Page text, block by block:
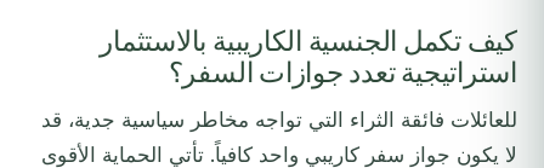
كيف تكمل الجنسية الكاريبية بالاستثمار
استراتيجية تعدد جوازات السفر؟
للعائلات فائقة الثراء التي تواجه مخاطر سياسية جدية، قد
لا يكون جواز سفر كاريبي واحد كافياً. تأتي الحماية الأقوى